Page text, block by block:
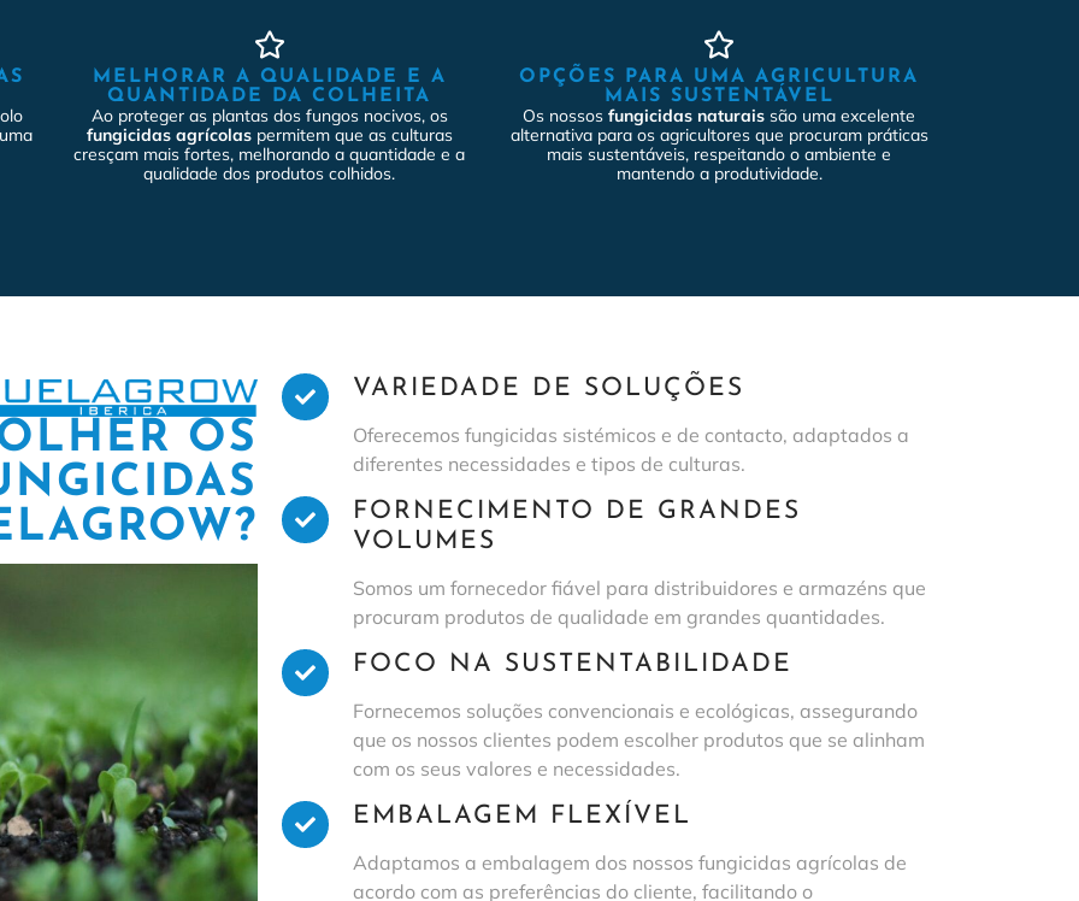
MELHORAR A QUALIDADE E A
QUANTIDADE DA COLHEITA
Ao proteger as plantas dos fungos nocivos, os
fungicidas agrícolas permitem que as culturas
cresçam mais fortes, melhorando a quantidade e a
qualidade dos produtos colhidos.
OPÇÕES PARA UMA AGRICULTURA
MAIS SUSTENTÁVEL
Os nossos fungicidas naturais são uma excelente
alternativa para os agricultores que procuram práticas
mais sustentáveis, respeitando o ambiente e
mantendo a produtividade.
OS
VARIEDADE DE SOLUÇÕES
Oferecemos fungicidas sistémicos e de contacto, adaptados a
diferentes necessidades e tipos de culturas.
FORNECIMENTO DE GRANDES
VOLUMES
Somos um fornecedor fiável para distribuidores e armazéns que
procuram produtos de qualidade em grandes quantidades.
FOCO NA SUSTENTABILIDADE
Fornecemos soluções convencionais e ecológicas, assegurando
que os nossos clientes podem escolher produtos que se alinham
com os seus valores e necessidades.
EMBALAGEM FLEXÍVEL
Adaptamos a embalagem dos nossos fungicidas agrícolas de
acordo com as preferências do cliente, facilitando o